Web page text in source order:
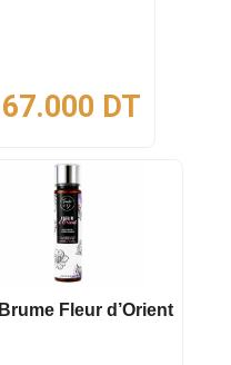
67.000 DT
Brume Fleur d’Orient